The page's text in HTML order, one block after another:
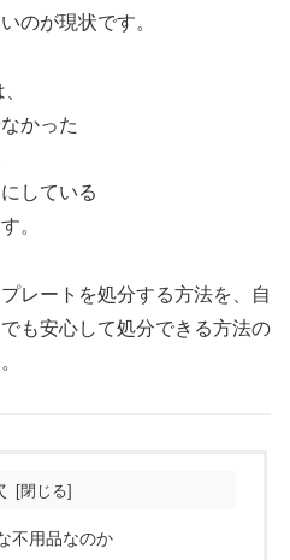
のが現状です。
かった
している
。
レートを処分する方法を、自
も安心して処分できる方法の
不用品なのか